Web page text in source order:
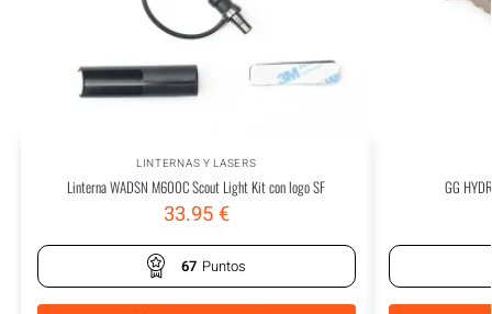
LINTERNAS Y LASERS
Linterna WADSN M600C Scout Light Kit con logo SF
33.95€
67 Puntos
GG